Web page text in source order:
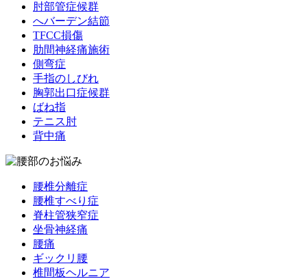
肘部管症候群
へバーデン結節
TFCC損傷
肋間神経痛施術
側弯症
手指のしびれ
胸郭出口症候群
ばね指
テニス肘
背中痛
腰椎分離症
腰椎すべり症
脊柱管狭窄症
坐骨神経痛
腰痛
ギックリ腰
椎間板ヘルニア